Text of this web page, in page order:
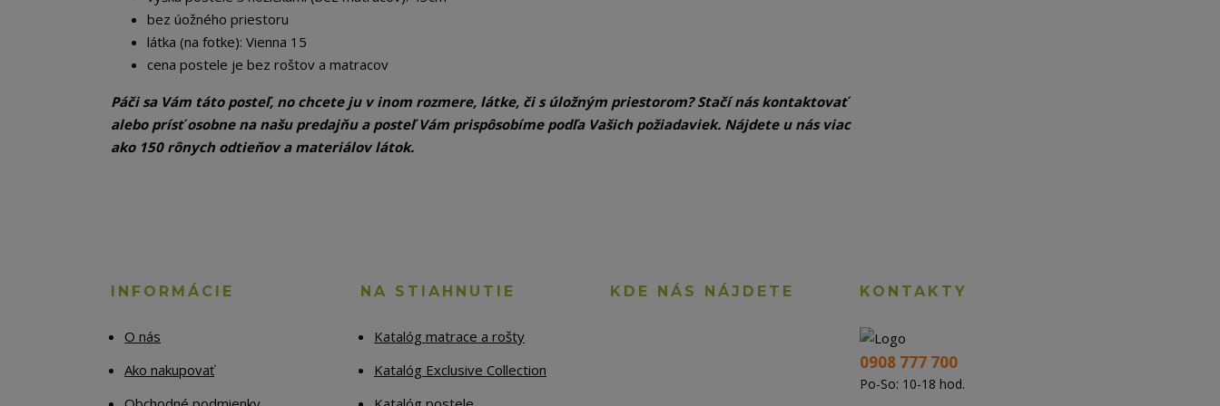
bez úožného priestoru
látka (na fotke): Vienna 15
cena postele je bez roštov a matracov
Páči sa Vám táto posteľ, no chcete ju v inom rozmere, látke, či s úložným priestorom? Stačí nás kontaktovať
alebo prísť osobne na našu predajňu a posteľ Vám prispôsobíme podľa Vašich požiadaviek. Nájdete u nás viac
ako 150 rônych odtieňov a materiálov látok.
INFORMÁCIE
O nás
Ako nakupovať
NA STIAHNUTIE
Katalóg matrace a rošty
Katalóg Exclusive Collection
KDE NÁS NÁJDETE KONTAKTY
0908 777 700
Po-So: 10-18 hod.